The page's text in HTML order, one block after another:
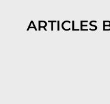
ARTICLES